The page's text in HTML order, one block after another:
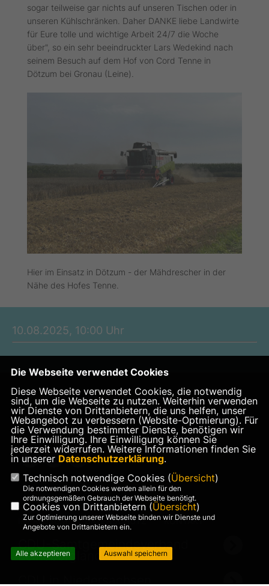
sogar teilweise gar nichts auf unseren Tischen oder in
unseren Kühlschränken. Daher DANKE liebe Landwirte
für Eure tolle und wichtige Arbeit 24/7 die Woche
über", so ein sehr beeindruckter Lars Wedekind nach
seinem Besuch auf dem Hof von Cord Tenne in
Dötzum bei Gronau (Leine).
Hier im Einsatz in Dötzum - der Mähdrescher in der
Nähe des Hofes Tenne.
10.08.2025, 10:00 Uhr
Website von Lars Wedekind, Mitglied im Rat der Stadt
Gronau (Leine) und im Rat der Samtgemeinde
Leinebergland
IMPRESSUM DATENSCHUTZ KONTAKT
CDU-Samtgemeindeverband
Leinebergland
CDU in Niedersachsen
Die Webseite verwendet Cookies
Diese Webseite verwendet Cookies, die notwendig
sind, um die Webseite zu nutzen. Weiterhin verwenden
wir Dienste von Drittanbietern, die uns helfen, unser
Webangebot zu verbessern (Website-Optmierung). Für
die Verwendung bestimmter Dienste, benötigen wir
Ihre Einwilligung. Ihre Einwilligung können Sie
jederzeit widerrufen. Weitere Informationen finden Sie
in unserer Datenschutzerklärung.
Technisch notwendige Cookies (Übersicht)
Die notwendigen Cookies werden allein für den
ordnungsgemäßen Gebrauch der Webseite benötigt.
Cookies von Drittanbietern (Übersicht)
Zur Optimierung unserer Webseite binden wir Dienste und
Angebote von Drittanbietern ein.
Alle akzeptieren Auswahl speichern